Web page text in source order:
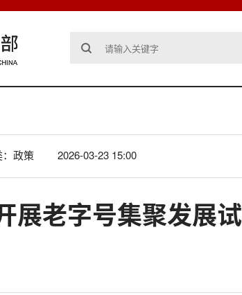
：政策 2026-03-23 15:00
展老字号集聚发展试